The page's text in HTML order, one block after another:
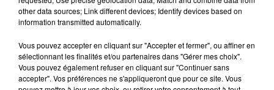
other data sources; Link different devices; Identify devices based on
information transmitted automatically.
Vous pouvez accepter en cliquant sur "Accepter et fermer", ou affiner en
sélectionnant les finalités et/ou partenaires dans "Gérer mes choix".
Vous pouvez également refuser en cliquant sur "Continuer sans
accepter". Vos préférences ne s'appliqueront que pour ce site. Vous